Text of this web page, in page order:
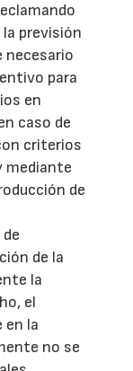
previsión
necesario
para
en
caso de
criterios
mediante
de
de la
la
el
en la
no se